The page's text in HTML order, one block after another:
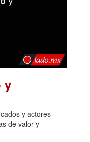
y
y actores
de valor y